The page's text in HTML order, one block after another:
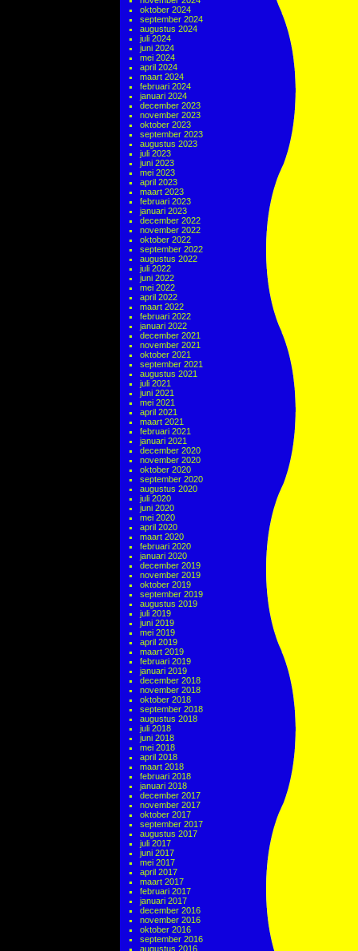
oktober 2024
september 2024
augustus 2024
juli 2024
juni 2024
mei 2024
april 2024
maart 2024
februari 2024
januari 2024
december 2023
november 2023
oktober 2023
september 2023
augustus 2023
juli 2023
juni 2023
mei 2023
april 2023
maart 2023
februari 2023
januari 2023
december 2022
november 2022
oktober 2022
september 2022
augustus 2022
juli 2022
juni 2022
mei 2022
april 2022
maart 2022
februari 2022
januari 2022
december 2021
november 2021
oktober 2021
september 2021
augustus 2021
juli 2021
juni 2021
mei 2021
april 2021
maart 2021
februari 2021
januari 2021
december 2020
november 2020
oktober 2020
september 2020
augustus 2020
juli 2020
juni 2020
mei 2020
april 2020
maart 2020
februari 2020
januari 2020
december 2019
november 2019
oktober 2019
september 2019
augustus 2019
juli 2019
juni 2019
mei 2019
april 2019
maart 2019
februari 2019
januari 2019
december 2018
november 2018
oktober 2018
september 2018
augustus 2018
juli 2018
juni 2018
mei 2018
april 2018
maart 2018
februari 2018
januari 2018
december 2017
november 2017
oktober 2017
september 2017
augustus 2017
juli 2017
juni 2017
mei 2017
april 2017
maart 2017
februari 2017
januari 2017
december 2016
november 2016
oktober 2016
september 2016
augustus 2016